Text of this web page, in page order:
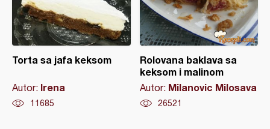
Torta sa jafa keksom
Autor: Irena
11685
Rolovana baklava sa
keksom i malinom
Autor: Milanovic Milosava
26521